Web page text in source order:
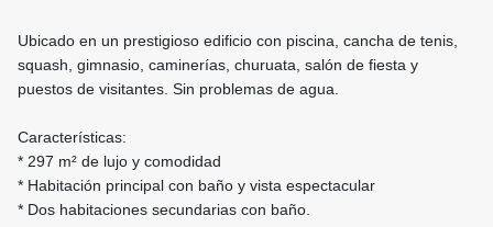
Ubicado en un prestigioso edificio con piscina, cancha de tenis,
squash, gimnasio, caminerías, churuata, salón de fiesta y
puestos de visitantes. Sin problemas de agua.
Características:
* 297 m² de lujo y comodidad
* Habitación principal con baño y vista espectacular
* Dos habitaciones secundarias con baño.